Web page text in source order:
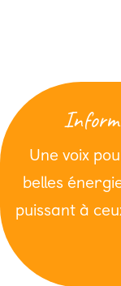
Une voix
belles
puissant à